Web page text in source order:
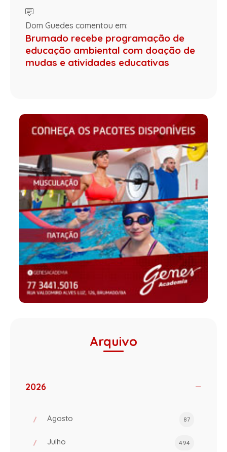
Dom Guedes comentou em:
Brumado recebe programação de
educação ambiental com doação de
mudas e atividades educativas
Arquivo
2026
Agosto 87
Julho 494